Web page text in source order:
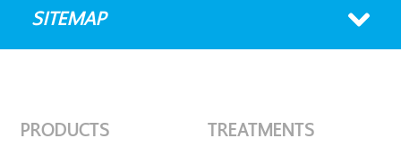
SITEMAP
PRODUCTS TREATMENTS